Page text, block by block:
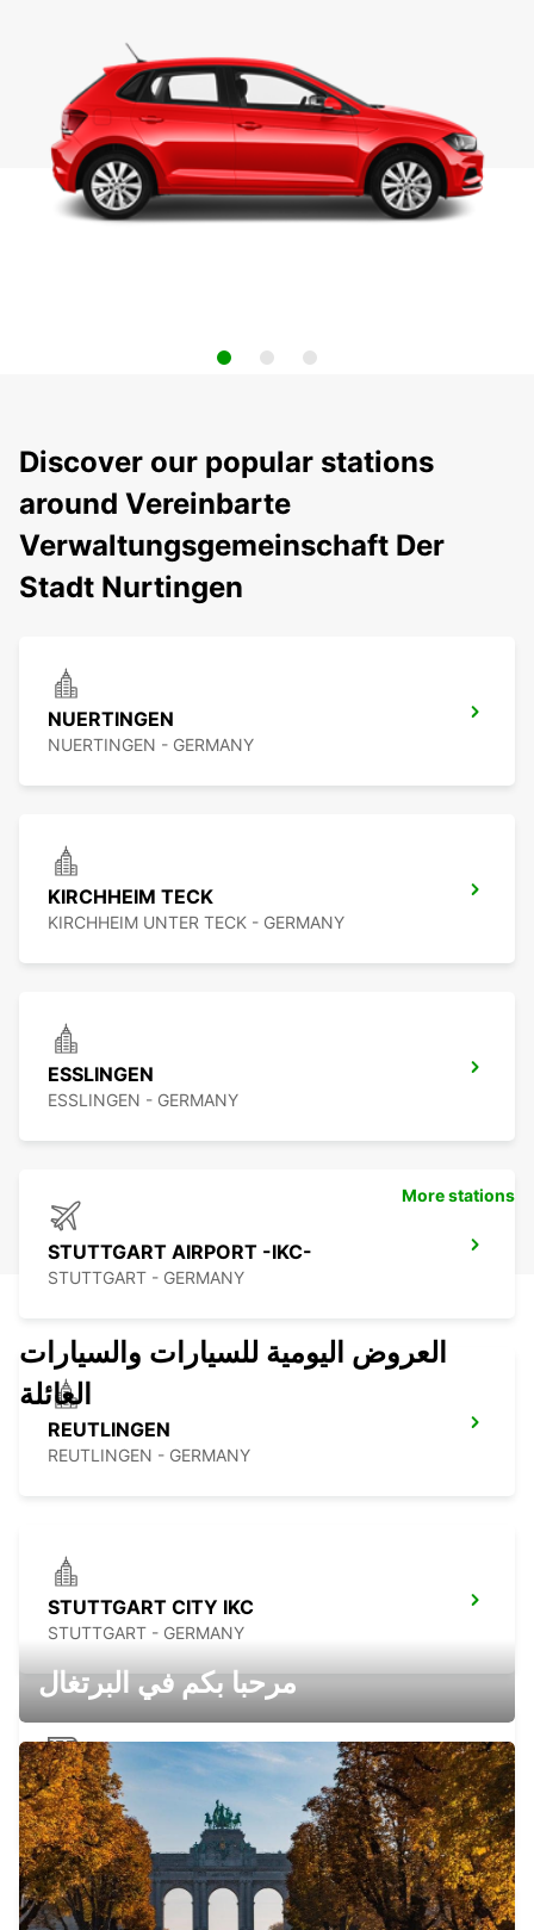
Discover our popular stations
around Vereinbarte
Verwaltungsgemeinschaft Der
Stadt Nurtingen
NUERTINGEN
NUERTINGEN - GERMANY
KIRCHHEIM TECK
KIRCHHEIM UNTER TECK - GERMANY
ESSLINGEN
ESSLINGEN - GERMANY
STUTTGART AIRPORT -IKC-
STUTTGART - GERMANY
REUTLINGEN
REUTLINGEN - GERMANY
STUTTGART CITY IKC
STUTTGART - GERMANY
STUTTGART MAINSTATION -IKC-
STUTTGART - GERMANY
More stations
العروض اليومية للسيارات والسيارات
العائلة
مرحبا بكم في البرتغال